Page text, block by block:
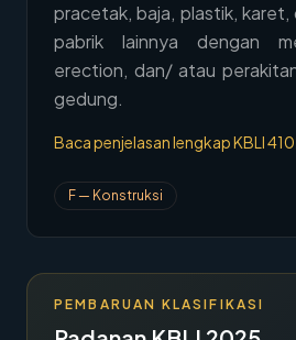
Blog
Hubungi Kami
Member Area
pracetak, baja, plastik, karet,
pabrik lainnya dengan
erection, dan/ atau
gedung.
Baca penjelasan lengkap KBLI
F— Konstruksi
PEMBARUAN KLASIFIKASI